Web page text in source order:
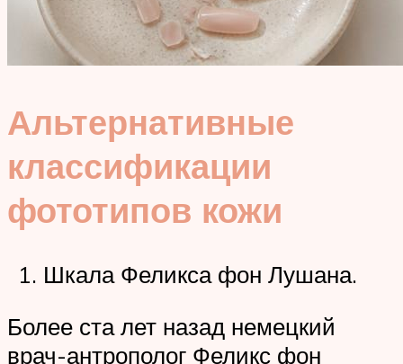
Альтернативные
классификации
фототипов кожи
Шкала Феликса фон Лушана.
Более ста лет назад немецкий
врач-антрополог Феликс фон